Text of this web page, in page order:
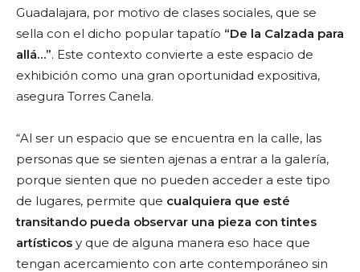
Guadalajara, por motivo de clases sociales, que se
sella con el dicho popular tapatío “De la Calzada para
allá…”. Este contexto convierte a este espacio de
exhibición como una gran oportunidad expositiva,
asegura Torres Canela.
“Al ser un espacio que se encuentra en la calle, las
personas que se sienten ajenas a entrar a la galería,
porque sienten que no pueden acceder a este tipo
de lugares, permite que cualquiera que esté
transitando pueda observar una pieza con tintes
artísticos y que de alguna manera eso hace que
tengan acercamiento con arte contemporáneo sin